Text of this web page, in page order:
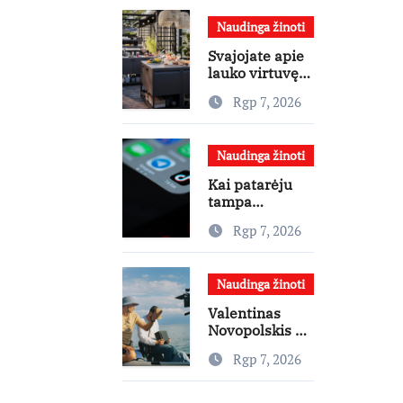
žinių kaupimo
– prie jų
supratimo ir
taikymo
Naudinga žinoti
Svajojate apie
lauko virtuvę?
dizainerė
pataria, nuo ko
pradėti
Rgp 7, 2026
Naudinga žinoti
Kai patarėju
tampa
baigiasi
pagalba ir
prasideda
reklama?
Rgp 7, 2026
Naudinga žinoti
Valentinas
Novopolskis –
pagrindinių
vaidmenų
Rgp 7, 2026